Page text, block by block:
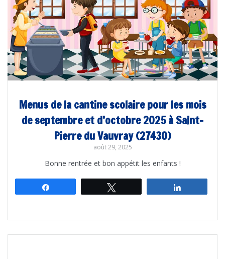
Menus de la cantine scolaire pour les mois
de septembre et d’octobre 2025 à Saint-
Pierre du Vauvray (27430)
août 29, 2025
Bonne rentrée et bon appétit les enfants !